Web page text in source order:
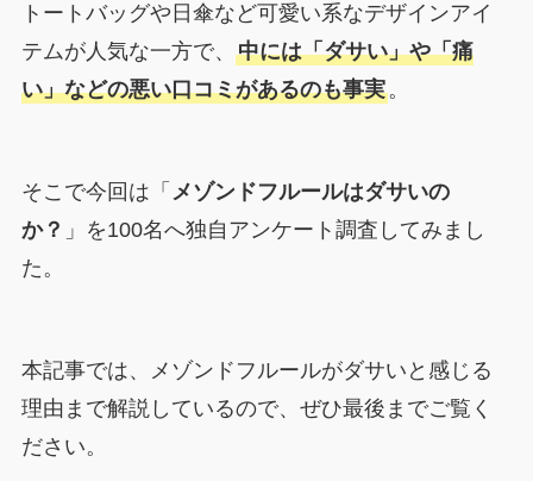
トートバッグや日傘など可愛い系なデザインアイ
テムが人気な一方で、 中には「ダサい」や「痛
い」などの悪い口コミがあるのも事実。
そこで今回は「 メゾンドフルールはダサいの
か？ 」を100名へ独自アンケート調査してみまし
た。
本記事では、メゾンドフルールがダサいと感じる
理由まで解説しているので、ぜひ最後までご覧く
ださい。